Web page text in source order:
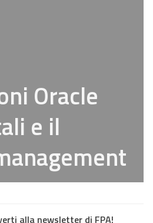
Oracle
e il
alla newsletter di FPA!